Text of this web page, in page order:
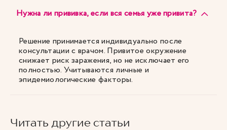
Нужна ли прививка, если вся семья уже привита?
Решение принимается индивидуально после
консультации с врачом. Привитое окружение
снижает риск заражения, но не исключает его
полностью. Учитываются личные и
эпидемиологические факторы.
Читать другие статьи